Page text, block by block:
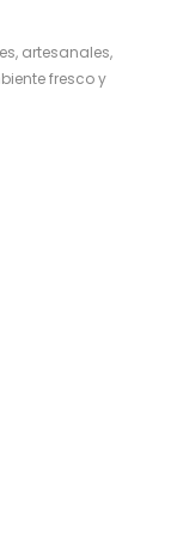
artesanales,
fresco y